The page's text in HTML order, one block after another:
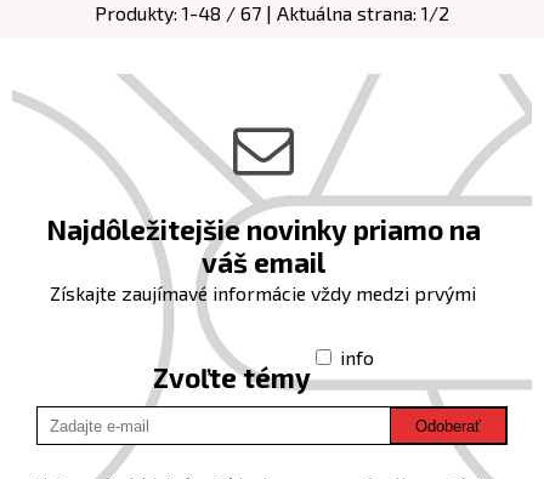
Produkty: 1-48 / 67 | Aktuálna strana: 1/2
Najdôležitejšie novinky priamo na
váš email
Získajte zaujímavé informácie vždy medzi prvými
Zvoľte témy
info
Odoberať